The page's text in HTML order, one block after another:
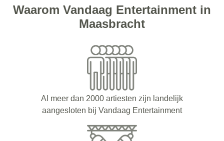
Waarom Vandaag Entertainment in
Maasbracht
Al meer dan 2000 artiesten zijn landelijk
aangesloten bij Vandaag Entertainment